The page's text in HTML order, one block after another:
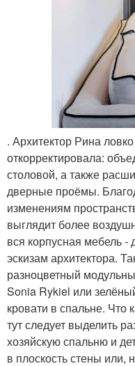
. Архитектор Рина
откорректировала:
столовой, а также
дверные проёмы.
изменениям
выглядит более
вся корпусная мебель
эскизам архитектора.
разноцветный
Sonia Rykiel или
кровати в спальне. Что
тут следует выделить
хозяйскую спальню и
в плоскость стены или,